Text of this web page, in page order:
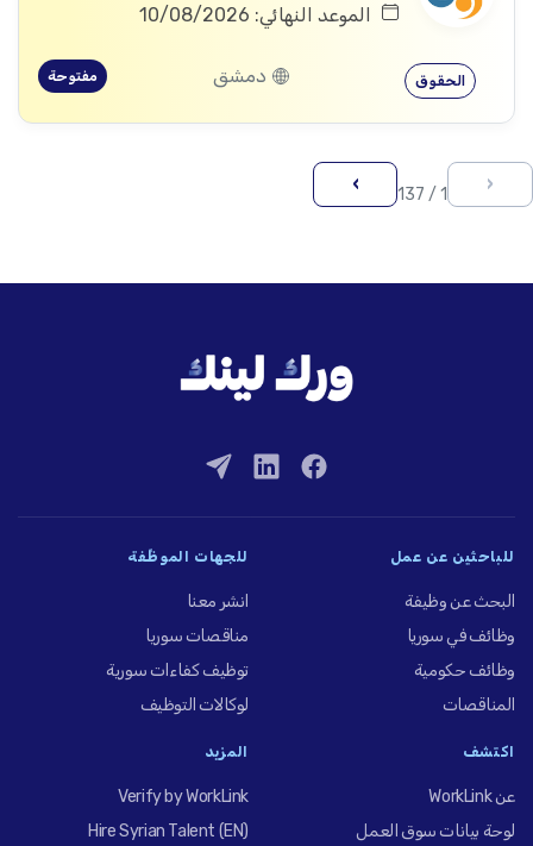
الموعد النهائي: 10/08/2026
الحقوق دمشق مفتوحة
‹
1 / 137
›
للباحثين عن عمل
البحث عن وظيفة
وظائف في سوريا
وظائف حكومية
المناقصات
للجهات الموظِّفة
انشر معنا
مناقصات سوريا
توظيف كفاءات سورية
لوكالات التوظيف
اكتشف
عن WorkLink
لوحة بيانات سوق العمل
المزيد
Verify by WorkLink
Hire Syrian Talent (EN)